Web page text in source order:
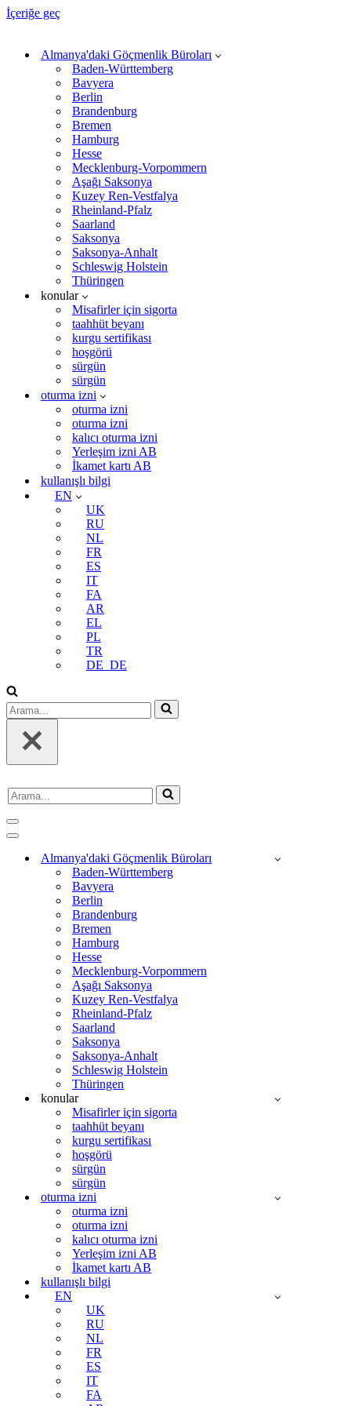
İçeriğe geç
Almanya'daki Göçmenlik Büroları
Baden-Württemberg
Bavyera
Berlin
Brandenburg
Bremen
Hamburg
Hesse
Mecklenburg-Vorpommern
Aşağı Saksonya
Kuzey Ren-Vestfalya
Rheinland-Pfalz
Saarland
Saksonya
Saksonya-Anhalt
Schleswig Holstein
Thüringen
konular
Misafirler için sigorta
taahhüt beyanı
kurgu sertifikası
hoşgörü
sürgün
sürgün
oturma izni
oturma izni
oturma izni
kalıcı oturma izni
Yerleşim izni AB
İkamet kartı AB
kullanışlı bilgi
EN
UK
RU
NL
FR
ES
IT
FA
AR
EL
PL
TR
DE_DE
Arama...
Arama...
Dolaşım
menüsü
Dolaşım
menüsüAlmanya'daki Göçmenlik Büroları
Baden-Württemberg
Bavyera
Berlin
Brandenburg
Bremen
Hamburg
Hesse
Mecklenburg-Vorpommern
Aşağı Saksonya
Kuzey Ren-Vestfalya
Rheinland-Pfalz
Saarland
Saksonya
Saksonya-Anhalt
Schleswig Holstein
Thüringen
konular
Misafirler için sigorta
taahhüt beyanı
kurgu sertifikası
hoşgörü
sürgün
sürgün
oturma izni
oturma izni
oturma izni
kalıcı oturma izni
Yerleşim izni AB
İkamet kartı AB
kullanışlı bilgi
EN
UK
RU
NL
FR
ES
IT
FA